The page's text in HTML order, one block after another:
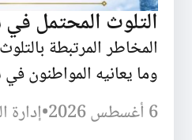
التلوث المحتمل
المخاطر المرتبطة
وما يعانيه المواطنون
6 أغسطس 2026
•إدارة